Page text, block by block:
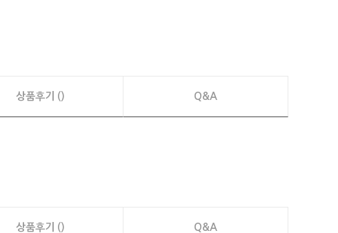
상품후기 () Q&A
상품후기 () Q&A